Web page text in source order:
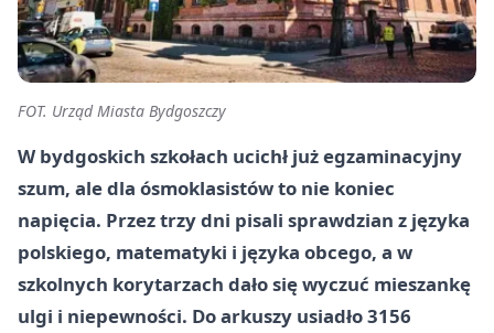
FOT. Urząd Miasta Bydgoszczy
W bydgoskich szkołach ucichł już egzaminacyjny
szum, ale dla ósmoklasistów to nie koniec
napięcia. Przez trzy dni pisali sprawdzian z języka
polskiego, matematyki i języka obcego, a w
szkolnych korytarzach dało się wyczuć mieszankę
ulgi i niepewności. Do arkuszy usiadło 3156